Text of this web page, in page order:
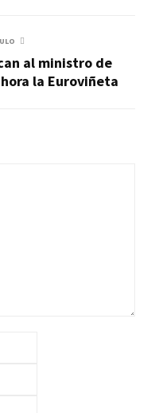
al ministro de
la Euroviñeta